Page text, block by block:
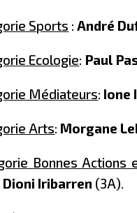
Sports :André
Ecologie: Paul
Médiateurs: Ione
Arts: Morgane
Bonnes Actions
Dioni Iribarren (3A).